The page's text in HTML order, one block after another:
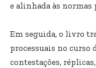
e alinhada às normas
Em seguida, o livro
processuais no curso
contestações,